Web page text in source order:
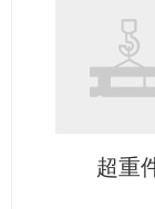
超重